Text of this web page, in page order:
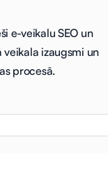
e-veikalu SEO un
izaugsmi un
procesā.